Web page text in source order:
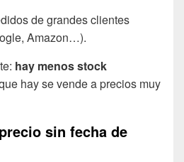
de grandes clientes
Amazon…).
hay menos stock
hay se vende a precios muy
sin fecha de